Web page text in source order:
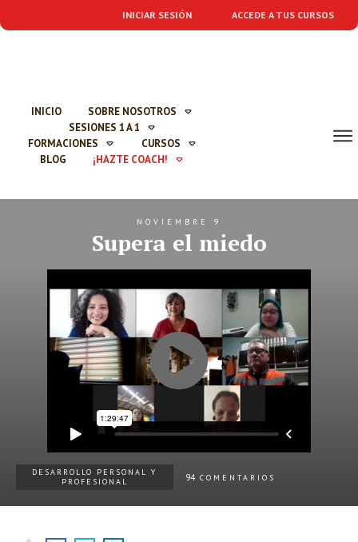
INICIAR SESIÓN ACCEDE A TUS CURSOS
INICIO
SOBRE NOSOTROS
SESIONES 1 A 1
FORMACIONES
CURSOS
BLOG
¡HAZTE COACH!
NOVIEMBRE 9
Supera el miedo
DESARROLLO PERSONAL Y
PROFESIONAL
94 COMENTARIOS